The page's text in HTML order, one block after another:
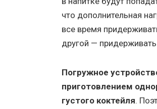
что дополнительная
все время
другой —
Погружное
приготовлением
густого коктейля.